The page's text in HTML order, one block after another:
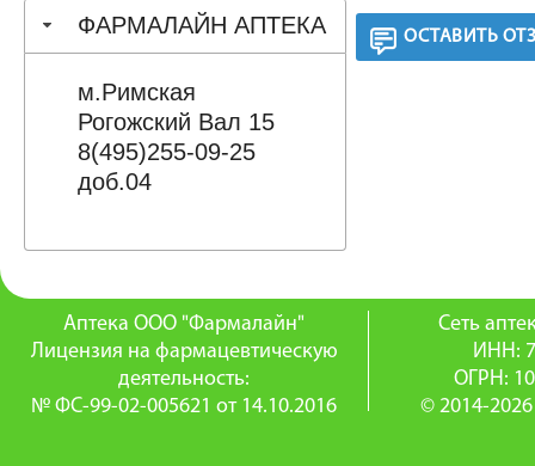
ФАРМАЛАЙН АПТЕКА
м.Римская
Рогожский Вал 15
8(495)255-09-25
доб.04
ОСТАВИТЬ
Аптека ООО "Фармалайн"
Лицензия на фармацевтическую
деятельность:
№ ФС-99-02-005621 от 14.10.2016
Сеть
ИНН:
ОГРН:
© 2014-